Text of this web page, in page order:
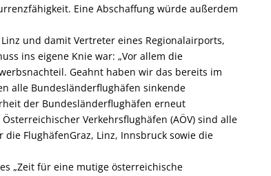
Eine Abschaffung würde außerdem
und damit Vertreter eines Regionalairports,
ins eigene Knie war: „Vor allem die
Geahnt haben wir das bereits im
alle Bundesländerflughäfen sinkende
der Bundesländerflughäfen erneut
Verkehrsflughäfen (AÖV) sind alle
FlughäfenGraz, Linz, Innsbruck sowie die
„Zeit für eine mutige österreichische